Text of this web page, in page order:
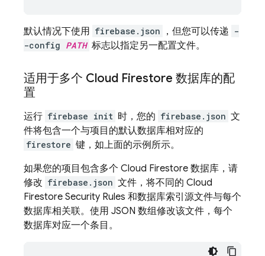
默认情况下使用 firebase.json ，但您可以传递 -
-config PATH 标志以指定另一配置文件。
适用于多个 Cloud Firestore 数据库的配
置
运行 firebase init 时，您的 firebase.json 文
件将包含一个与项目的默认数据库相对应的
firestore 键，如上面的示例所示。
如果您的项目包含多个 Cloud Firestore 数据库，请
修改 firebase.json 文件，将不同的 Cloud
Firestore Security Rules 和数据库索引源文件与每个
数据库相关联。使用 JSON 数组修改该文件，每个
数据库对应一个条目。